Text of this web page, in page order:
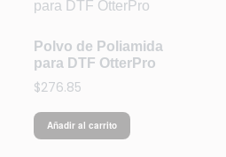
Polvo de Poliamida
para DTF OtterPro
$276.85
Añadir al carrito